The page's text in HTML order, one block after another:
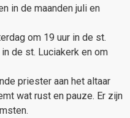
in de maanden juli en
om 19 uur in de st.
de st. Luciakerk en om
priester aan het altaar
wat rust en pauze. Er zijn